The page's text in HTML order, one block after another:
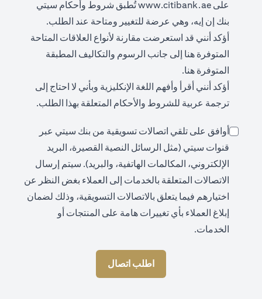
على www.citibank.ae
opens in a new tab
تُطبق شروط وأحكام سيتي
بنك إن إيه، وهي عرضة للتغيير ومتاحة عند الطلب.
أؤكد أنني قد استعرضت مقارنة لأنواع العلاقات المتاحة
المتوفرة هنا opens in a new tab
إلى جانب الرسوم والتكاليف المطبقة
المتوفرة هناopens in a new tab.
أؤكد أنني أقرأ وأفهم اللغة الإنكليزية وبأني لا احتاج إلى
ترجمة عربية للشروط والأحكام المتعلقة بهذا الطلب.
أوافق على تلقي اتصالات تسويقية من بنك سيتي عبر
قنوات سيتي (مثل الرسائل النصية القصيرة، البريد
الإلكتروني، المكالمات الهاتفية، والبريد). سيتم إرسال
الاتصالات المتعلقة بالخدمات إلى العملاء بغض النظر عن
اختيارهم فيما يتعلق بالاتصالات التسويقية، وذلك لضمان
إبلاغ العملاء بأي تغييرات هامة على المنتجات أو
الخدمات.
اطلب اتصال